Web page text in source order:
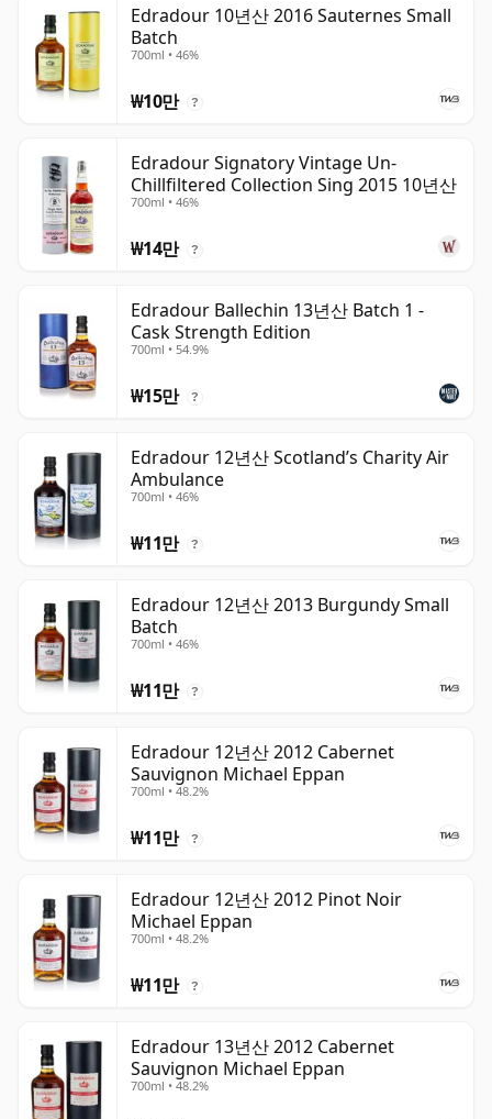
Edradour 10년산 2016 Sauternes Small
Batch
700ml • 46%
₩10만 ?
Edradour Signatory Vintage Un-
Chillfiltered Collection Sing 2015 10년산
700ml • 46%
₩14만 ?
Edradour Ballechin 13년산 Batch 1 -
Cask Strength Edition
700ml • 54.9%
₩15만 ?
Edradour 12년산 Scotland’s Charity Air
Ambulance
700ml • 46%
₩11만 ?
Edradour 12년산 2013 Burgundy Small
Batch
700ml • 46%
₩11만 ?
Edradour 12년산 2012 Cabernet
Sauvignon Michael Eppan
700ml • 48.2%
₩11만 ?
Edradour 12년산 2012 Pinot Noir
Michael Eppan
700ml • 48.2%
₩11만 ?
Edradour 13년산 2012 Cabernet
Sauvignon Michael Eppan
700ml • 48.2%